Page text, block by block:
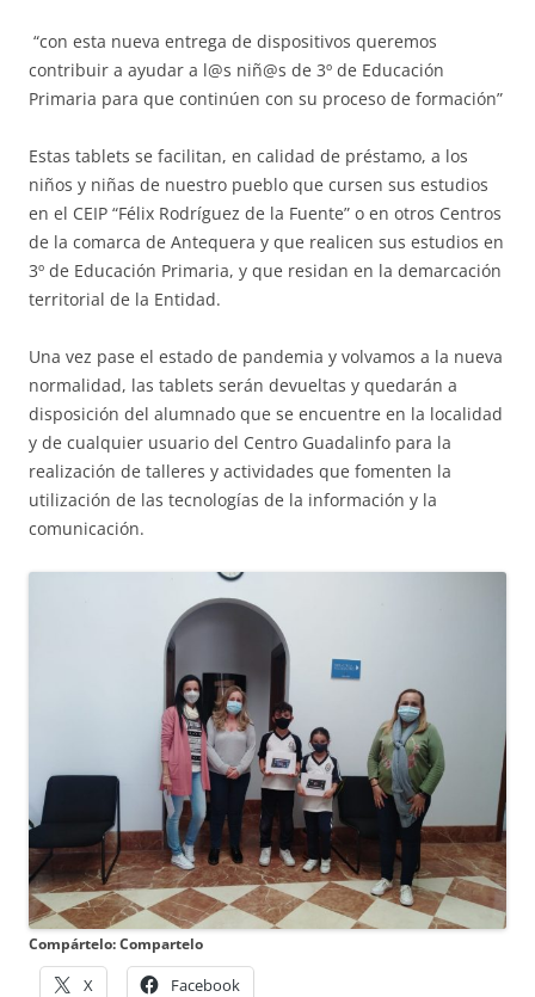
“con esta nueva entrega de dispositivos queremos
contribuir a ayudar a l@s niñ@s de 3º de Educación
Primaria para que continúen con su proceso de formación”
Estas tablets se facilitan, en calidad de préstamo, a los
niños y niñas de nuestro pueblo que cursen sus estudios
en el CEIP “Félix Rodríguez de la Fuente” o en otros Centros
de la comarca de Antequera y que realicen sus estudios en
3º de Educación Primaria, y que residan en la demarcación
territorial de la Entidad.
Una vez pase el estado de pandemia y volvamos a la nueva
normalidad, las tablets serán devueltas y quedarán a
disposición del alumnado que se encuentre en la localidad
y de cualquier usuario del Centro Guadalinfo para la
realización de talleres y actividades que fomenten la
utilización de las tecnologías de la información y la
comunicación.
Compártelo: Compartelo
X Facebook